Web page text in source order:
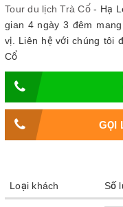
Tour du lịch Trà Cổ- Hạ
gian 4 ngày 3 đêm
vị. Liên hệ với chúng tôi
Cổ
GỌI
Loại khách Số